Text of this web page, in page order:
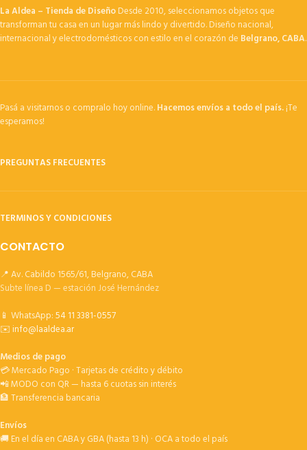
La Aldea – Tienda de DiseñoDesde 2010, seleccionamos objetos que
transforman tu casa en un lugar más lindo y divertido. Diseño nacional,
internacional y electrodomésticos con estilo en el corazón de Belgrano, CABA.
Pasá a visitarnos o compralo hoy online.Hacemos envíos a todo el país.¡Te
esperamos!
PREGUNTAS FRECUENTES
TERMINOS Y CONDICIONES
CONTACTO
📍 Av. Cabildo 1565/61, Belgrano, CABA
Subte línea D — estación José Hernández
📱 WhatsApp:54 11 3381-0557
✉️info@laaldea.ar
Medios de pago
💳 Mercado Pago · Tarjetas de crédito y débito
📲 MODO con QR — hasta 6 cuotas sin interés
🏦 Transferencia bancaria
Envíos
🚚 En el día en CABA y GBA (hasta 13 h) · OCA a todo el país